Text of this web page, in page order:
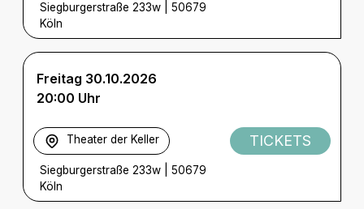
Siegburgerstraße 233w
50679
Köln
Freitag 30.10.2026
20:00 Uhr
Theater der Keller
Siegburgerstraße 233w
50679
Köln
TICKETS